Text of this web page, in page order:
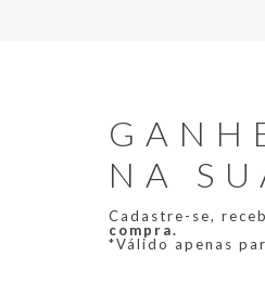
NA
Cadastre-se,
compra.
*Válido apenas